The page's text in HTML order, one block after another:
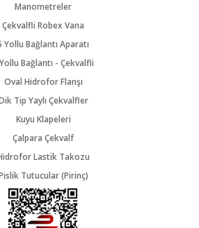
Manometreler
Çekvalfli Robex Vana
Yollu Bağlantı Aparatı
Bağlantı - Çekvalfli
Oval Hidrofor Flanşı
Tip Yaylı Çekvalfler
Kuyu Klapeleri
Çalpara Çekvalf
Lastik Takozu
Tutucular (Pirinç)